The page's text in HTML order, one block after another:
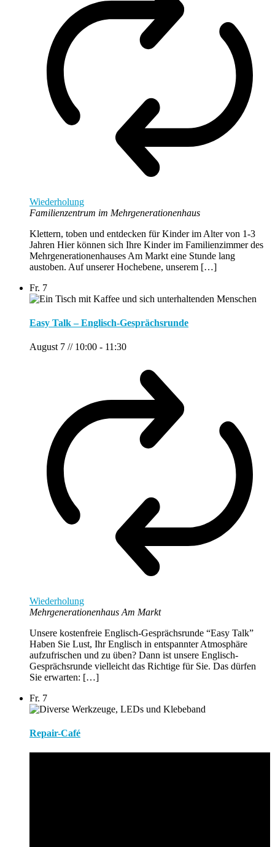
Wiederholung
Familienzentrum im Mehrgenerationenhaus
Klettern, toben und entdecken für Kinder im Alter von 1-3
Jahren Hier können sich Ihre Kinder im Familienzimmer des
Mehrgenerationenhauses Am Markt eine Stunde lang
austoben. Auf unserer Hochebene, unserem […]
Fr. 7
Easy Talk – Englisch-Gesprächsrunde
August 7 // 10:00 - 11:30
Wiederholung
Mehrgenerationenhaus Am Markt
Unsere kostenfreie Englisch-Gesprächsrunde “Easy Talk”
Haben Sie Lust, Ihr Englisch in entspannter Atmosphäre
aufzufrischen und zu üben? Dann ist unsere Englisch-
Gesprächsrunde vielleicht das Richtige für Sie. Das dürfen
Sie erwarten: […]
Fr. 7
Repair-Café